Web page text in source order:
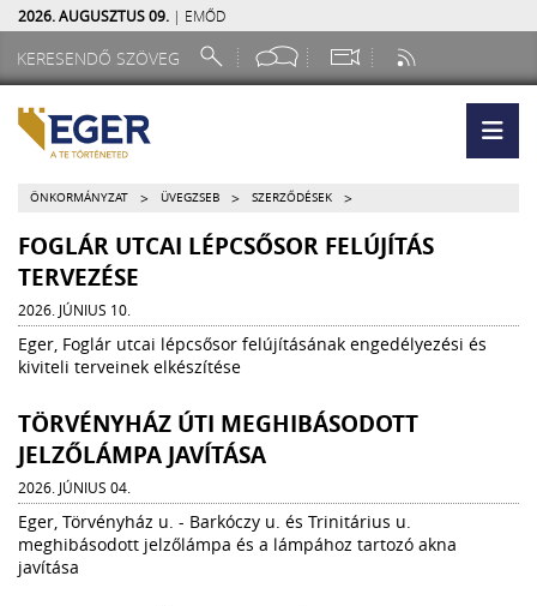
2026. AUGUSZTUS 09. | EMŐD
ÖNKORMÁNYZAT > ÜVEGZSEB > SZERZŐDÉSEK >
FOGLÁR UTCAI LÉPCSŐSOR FELÚJÍTÁS
TERVEZÉSE
2026. JÚNIUS 10.
Eger, Foglár utcai lépcsősor felújításának engedélyezési és
kiviteli terveinek elkészítése
TÖRVÉNYHÁZ ÚTI MEGHIBÁSODOTT
JELZŐLÁMPA JAVÍTÁSA
2026. JÚNIUS 04.
Eger, Törvényház u. - Barkóczy u. és Trinitárius u.
meghibásodott jelzőlámpa és a lámpához tartozó akna
javítása